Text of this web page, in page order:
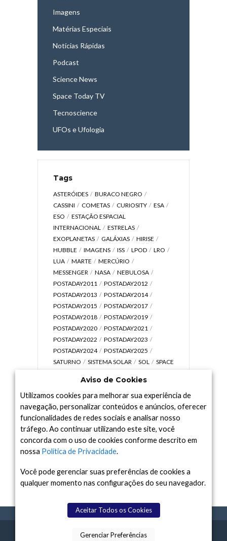
Imagens
Matérias Especiais
Notícias Rápidas
Podcast
Science News
Space Today TV
Tecnoscience
UFOs e Ufologia
Tags
ASTERÓIDES
BURACO NEGRO
CASSINI
COMETAS CURIOSITY
ESA
ESO
ESTAÇÃO ESPACIAL
INTERNACIONAL
ESTRELAS
EXOPLANETAS
GALÁXIAS
HIRISE
HUBBLE
IMAGENS ISS LPOD
LRO
LUA
MARTE
MERCÚRIO
MESSENGER
NASA
NEBULOSA
POSTADAY2011
POSTADAY2012
POSTADAY2013
POSTADAY2014
POSTADAY2015
POSTADAY2017
POSTADAY2018
POSTADAY2019
POSTADAY2020
POSTADAY2021
POSTADAY2022
POSTADAY2023
POSTADAY2024
POSTADAY2025
SATURNO
SISTEMA SOLAR SOL
SPACE
UNIVERSO
VÍDEO
Arquivo
Arquivo
TERMOS CONTATO SPACE TODAY
Aviso de Cookies
Utilizamos cookies para melhorar sua experiência de
navegação, personalizar conteúdos e anúncios, oferecer
funcionalidades de redes sociais e analisar nosso
tráfego. Ao continuar utilizando este site, você
concorda com o uso de cookies conforme descrito em
nossa Política de Privacidade.
Você pode gerenciar suas preferências de cookies a
qualquer momento nas configurações do seu navegador.
Aceitar Todos os Cookies
Gerenciar Preferências